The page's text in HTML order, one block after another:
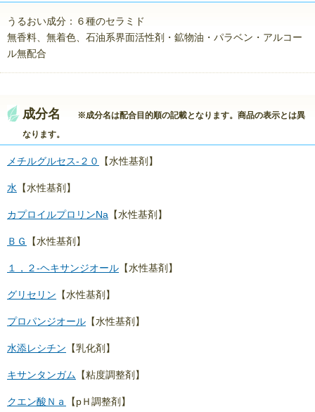
うるおい成分：６種のセラミド
無香料、無着色、石油系界面活性剤・鉱物油・パラベン・アルコー
ル無配合
成分名
※成分名は配合目的順の記載となります。商品の表示とは異
なります。
メチルグルセス-２０ 【水性基剤】
水 【水性基剤】
カプロイルプロリンNa 【水性基剤】
ＢＧ 【水性基剤】
１，２-ヘキサンジオール 【水性基剤】
グリセリン 【水性基剤】
プロパンジオール 【水性基剤】
水添レシチン 【乳化剤】
キサンタンガム 【粘度調整剤】
クエン酸Ｎａ 【pＨ調整剤】